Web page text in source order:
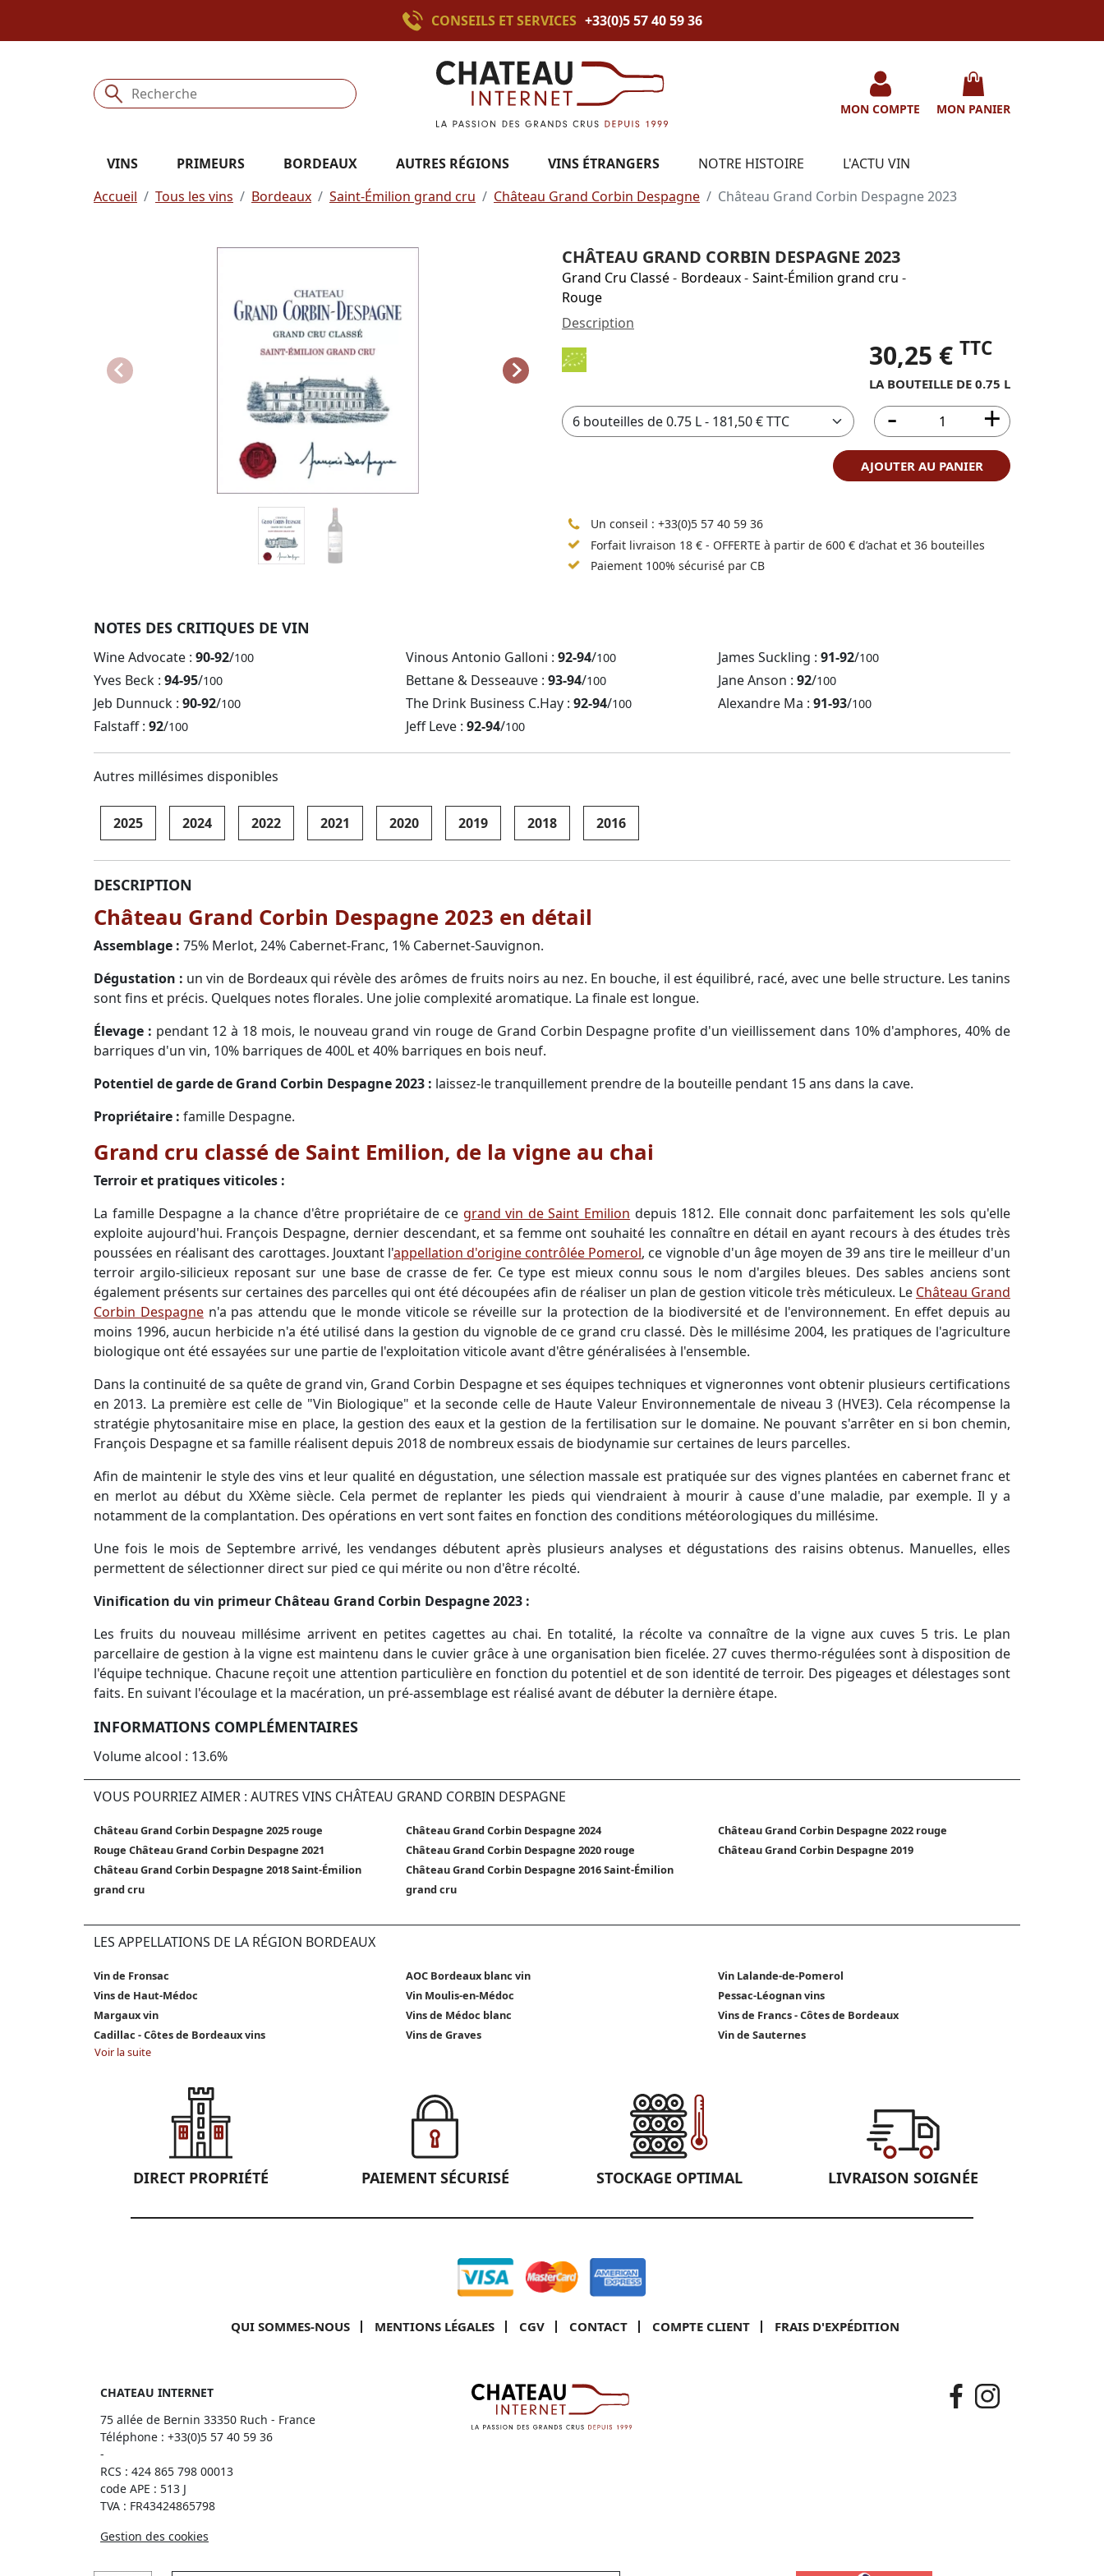
CONSEILS ET SERVICES +33(0)5 57 40 59 36
MON COMPTE MON PANIER
VINS PRIMEURS BORDEAUX AUTRES RÉGIONS VINS ÉTRANGERS NOTRE HISTOIRE
L'ACTU VIN
Accueil
Tous les vins Bordeaux Saint-Émilion grand cru Château Grand Corbin Despagne Château Grand Corbin Despagne 2023
CHÂTEAU GRAND CORBIN DESPAGNE 2023
Grand Cru Classé- Bordeaux- Saint-Émilion grand cru -
Rouge
Description
30,25 € TTC
LA BOUTEILLE DE 0.75 L
AJOUTER AU PANIER
Un conseil : +33(0)5 57 40 59 36
Forfait livraison 18 € - OFFERTE à partir de 600 € d’achat et 36 bouteilles
Paiement 100% sécurisé par CB
NOTES DES CRITIQUES DE VIN
Wine Advocate : 90-92/100 Vinous Antonio Galloni : 92-94/100 James Suckling : 91-92/100
Yves Beck : 94-95/100 Bettane & Desseauve : 93-94/100 Jane Anson : 92/100
Jeb Dunnuck : 90-92/100 The Drink Business C.Hay : 92-94/100 Alexandre Ma : 91-93/100
Falstaff : 92/100 Jeff Leve : 92-94/100
Autres millésimes disponibles
2025 2024 2022 2021 2020 2019 2018 2016
DESCRIPTION
Château Grand Corbin Despagne 2023 en détail
Assemblage : 75% Merlot, 24% Cabernet-Franc, 1% Cabernet-Sauvignon.
Dégustation : un vin de Bordeaux qui révèle des arômes de fruits noirs au nez. En bouche, il est équilibré, racé, avec une belle structure. Les tanins
sont fins et précis. Quelques notes florales. Une jolie complexité aromatique. La finale est longue.
Élevage : pendant 12 à 18 mois, le nouveau grand vin rouge de Grand Corbin Despagne profite d'un vieillissement dans 10% d'amphores, 40% de
barriques d'un vin, 10% barriques de 400L et 40% barriques en bois neuf.
Potentiel de garde de Grand Corbin Despagne 2023 : laissez-le tranquillement prendre de la bouteille pendant 15 ans dans la cave.
Propriétaire : famille Despagne.
Grand cru classé de Saint Emilion, de la vigne au chai
Terroir et pratiques viticoles :
La famille Despagne a la chance d'être propriétaire de ce grand vin de Saint Emilion depuis 1812. Elle connait donc parfaitement les sols qu'elle
exploite aujourd'hui. François Despagne, dernier descendant, et sa femme ont souhaité les connaître en détail en ayant recours à des études très
poussées en réalisant des carottages. Jouxtant l'appellation d'origine contrôlée Pomerol, ce vignoble d'un âge moyen de 39 ans tire le meilleur d'un
terroir argilo-silicieux reposant sur une base de crasse de fer. Ce type est mieux connu sous le nom d'argiles bleues. Des sables anciens sont
également présents sur certaines des parcelles qui ont été découpées afin de réaliser un plan de gestion viticole très méticuleux. Le Château Grand
Corbin Despagnen'a pas attendu que le monde viticole se réveille sur la protection de la biodiversité et de l'environnement. En effet depuis au
moins 1996, aucun herbicide n'a été utilisé dans la gestion du vignoble de ce grand cru classé. Dès le millésime 2004, les pratiques de l'agriculture
biologique ont été essayées sur une partie de l'exploitation viticole avant d'être généralisées à l'ensemble.
Dans la continuité de sa quête de grand vin, Grand Corbin Despagne et ses équipes techniques et vigneronnes vont obtenir plusieurs certifications
en 2013. La première est celle de "Vin Biologique" et la seconde celle de Haute Valeur Environnementale de niveau 3 (HVE3). Cela récompense la
stratégie phytosanitaire mise en place, la gestion des eaux et la gestion de la fertilisation sur le domaine. Ne pouvant s'arrêter en si bon chemin,
François Despagne et sa famille réalisent depuis 2018 de nombreux essais de biodynamie sur certaines de leurs parcelles.
Afin de maintenir le style des vins et leur qualité en dégustation, une sélection massale est pratiquée sur des vignes plantées en cabernet franc et
en merlot au début du XXème siècle. Cela permet de replanter les pieds qui viendraient à mourir à cause d'une maladie, par exemple. Il y a
notamment de la complantation. Des opérations en vert sont faites en fonction des conditions météorologiques du millésime.
Une fois le mois de Septembre arrivé, les vendanges débutent après plusieurs analyses et dégustations des raisins obtenus. Manuelles, elles
permettent de sélectionner direct sur pied ce qui mérite ou non d'être récolté.
Vinification du vin primeur Château Grand Corbin Despagne 2023 :
Les fruits du nouveau millésime arrivent en petites cagettes au chai. En totalité, la récolte va connaître de la vigne aux cuves 5 tris. Le plan
parcellaire de gestion à la vigne est maintenu dans le cuvier grâce à une organisation bien ficelée. 27 cuves thermo-régulées sont à disposition de
l'équipe technique. Chacune reçoit une attention particulière en fonction du potentiel et de son identité de terroir. Des pigeages et délestages sont
faits. En suivant l'écoulage et la macération, un pré-assemblage est réalisé avant de débuter la dernière étape.
INFORMATIONS COMPLÉMENTAIRES
Volume alcool : 13.6%
VOUS POURRIEZ AIMER : AUTRES VINS CHÂTEAU GRAND CORBIN DESPAGNE
Château Grand Corbin Despagne 2025 rouge Château Grand Corbin Despagne 2024
Château Grand Corbin Despagne 2022 rouge
Rouge Château Grand Corbin Despagne 2021
Château Grand Corbin Despagne 2020 rouge
Château Grand Corbin Despagne 2019
Château Grand Corbin Despagne 2018 Saint-Émilion
grand cru
Château Grand Corbin Despagne 2016 Saint-Émilion
grand cru
LES APPELLATIONS DE LA RÉGION BORDEAUX
Vin de Fronsac AOC Bordeaux blanc vin
Vin Lalande-de-Pomerol
Vins de Haut-Médoc
Vin Moulis-en-Médoc
Pessac-Léognan vins
Margaux vin
Vins de Médoc blanc
Vins de Francs - Côtes de Bordeaux
Cadillac - Côtes de Bordeaux vins
Vins de Graves
Vin de Sauternes
Voir la suite
DIRECT PROPRIÉTÉ PAIEMENT SÉCURISÉ STOCKAGE OPTIMAL LIVRAISON SOIGNÉE
QUI SOMMES-NOUS MENTIONS LÉGALES CGV CONTACT COMPTE CLIENT FRAIS D'EXPÉDITION
CHATEAU INTERNET
75 allée de Bernin 33350 Ruch - France
Téléphone : +33(0)5 57 40 59 36
-
RCS : 424 865 798 00013
code APE : 513 J
TVA : FR43424865798
Gestion des cookies